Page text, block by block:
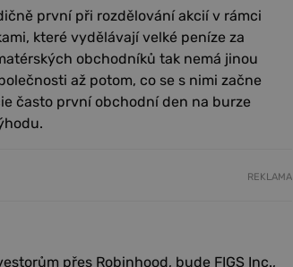
první při rozdělování akcií v rámci
které vydělávají velké peníze za
obchodníků tak nemá jinou
až potom, co se s nimi začne
často první obchodní den na burze
REKLAMA
přes Robinhood, bude FIGS Inc.,